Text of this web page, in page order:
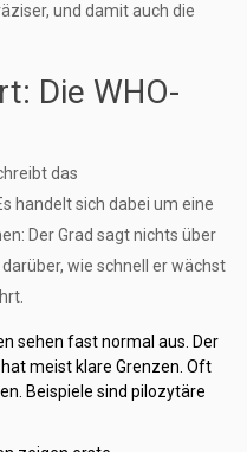
und damit auch die
Die WHO-
das
handelt sich dabei um eine
Der Grad sagt nichts über
wie schnell er wächst
sehen fast normal aus. Der
meist klare Grenzen. Oft
Beispiele sind pilozytäre